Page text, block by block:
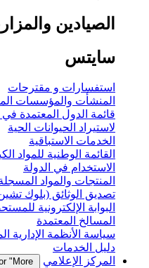
الصيادين
سايتس
استفسارات و مقترحات
المنشأت والمؤسسات
قائمة الدول المعتمدة في
لاستيراد الحيوانات الحية
الخدمات الاستباقية
القائمة الوطنية للمواد
الاستخدام في الدولة
المنتجات والمواد
تصديق الوثائق (بلوك
البوابة الإلكترونية
المسالخ المعتمدة
سياسة الأنظمة الإدارية
دليل الخدمات
المركز الإعلامي
"More"